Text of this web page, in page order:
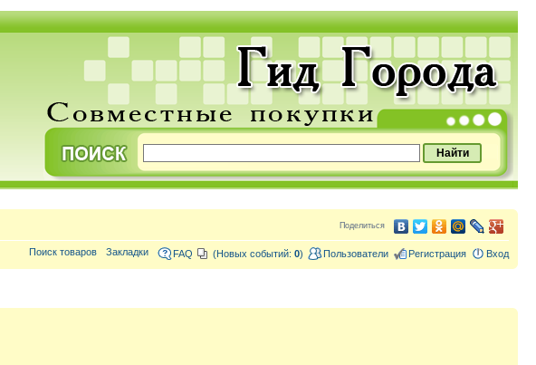
Поделиться
FAQ (Новых событий: 0) Пользователи Регистрация Вход
Поиск товаров Закладки